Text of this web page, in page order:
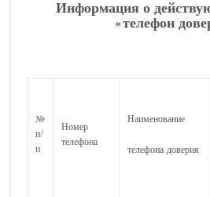
Информация о
«телефон
№
п/
п
Номер
телефона
Наименование
телефона доверия